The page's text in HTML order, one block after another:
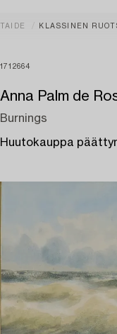
TAIDE KLASSINEN
1712664
Anna Palm de
Burnings
Huutokauppa